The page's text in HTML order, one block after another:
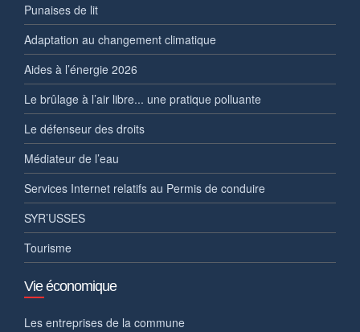
Punaises de lit
Adaptation au changement climatique
Aides à l’énergie 2026
Le brûlage à l’air libre... une pratique polluante
Le défenseur des droits
Médiateur de l’eau
Services Internet relatifs au Permis de conduire
SYR’USSES
Tourisme
Vie économique
Les entreprises de la commune